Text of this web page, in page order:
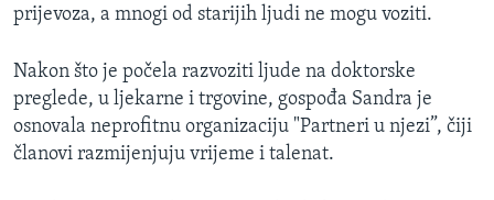
prijevoza, a mnogi od starijih ljudi ne mogu voziti.
Nakon što je počela razvoziti ljude na doktorske
preglede, u ljekarne i trgovine, gospođa Sandra je
osnovala neprofitnu organizaciju "Partneri u njezi”, čiji
članovi razmijenjuju vrijeme i talenat.